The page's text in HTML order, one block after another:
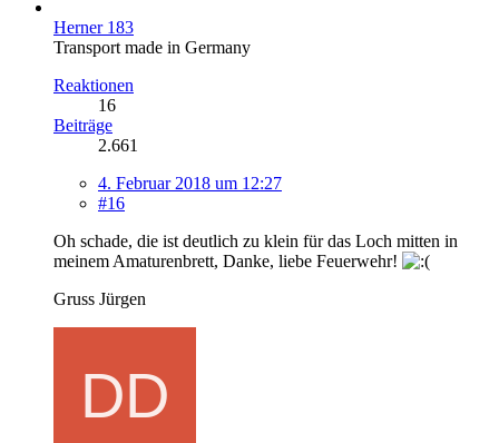
Herner 183
Transport made in Germany
Reaktionen
16
Beiträge
2.661
4. Februar 2018 um 12:27
#16
Oh schade, die ist deutlich zu klein für das Loch mitten in
meinem Amaturenbrett, Danke, liebe Feuerwehr!
Gruss Jürgen